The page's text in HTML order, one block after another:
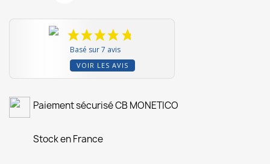
Basé sur 7 avis
VOIR LES AVIS
Paiement sécurisé CB MONETICO
Stock en France